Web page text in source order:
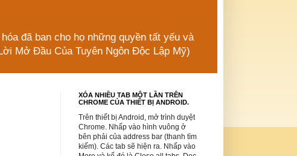
đã ban cho họ những quyền tất yếu và
Mở Đầu Của Tuyên Ngôn Độc Lập Mỹ)
XÓA NHIỀU TAB MỘT LẦN TRÊN
CHROME CỦA THIẾT BỊ ANDROID.
Trên thiết bị Android, mở trình duyệt
Chrome. Nhấp vào hình vuông ở
bên phải của address bar (thanh tìm
kiếm). Các tab sẽ hiện ra. Nhấp vào